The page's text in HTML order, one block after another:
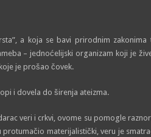
a koja se bavi prirodnim zakonima
– jednoćelijski organizam koji je
je prošao čovek.
i dovela do širenja ateizma.
veri i crkvi, ovome su pomogle
materijalistički, veru je